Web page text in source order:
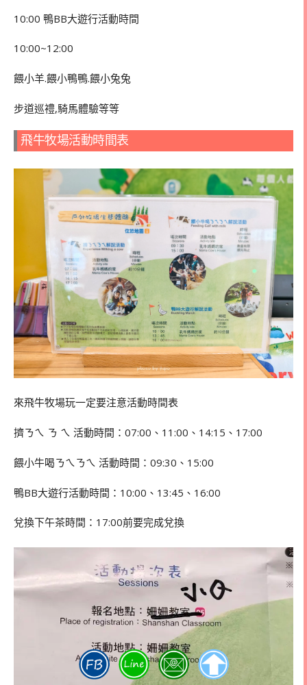
10:00 鴨BB大遊行活動時間
10:00~12:00
餵小羊.餵小鴨鴨.餵小兔兔
步道巡禮,騎馬體驗等等
飛牛牧場活動時間表
來飛牛牧場玩一定要注意活動時間表
擠ㄋㄟ ㄋ ㄟ 活動時間：07:00、11:00、14:15、17:00
餵小牛喝ㄋㄟㄋㄟ 活動時間：09:30、15:00
鴨BB大遊行活動時間：10:00、13:45、16:00
兌換下午茶時間：17:00前要完成兌換